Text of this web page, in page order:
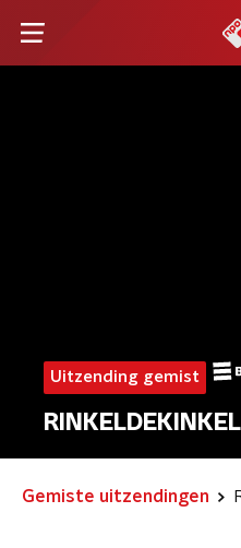
Uitzending gemist
RINKELDEKINKEL
Gemiste uitzendingen